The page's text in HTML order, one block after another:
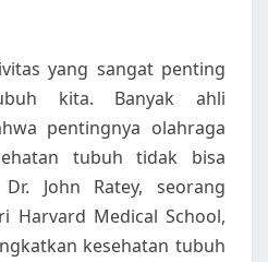
yang sangat penting
kita. Banyak ahli
pentingnya olahraga
tubuh tidak bisa
John Ratey, seorang
Harvard Medical School,
kesehatan tubuh